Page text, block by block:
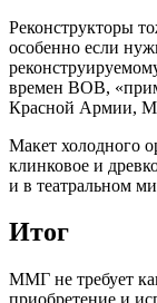
Реконструкторы
особенно если
времен ВОВ,
Красной Армии,
Макет холодного
клинковое и
и в театральном
Итог
ММГ не требует